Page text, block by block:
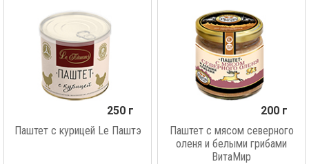
250 г
Паштет с курицей Lе Паштэ
200 г
Паштет с мясом северного
оленя и белыми грибами
ВитаМир